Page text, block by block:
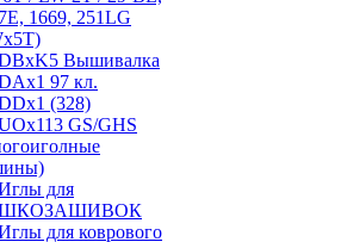
1669, 251LG
Вышивалка
97 кл.
(328)
GS/GHS
для
для коврового